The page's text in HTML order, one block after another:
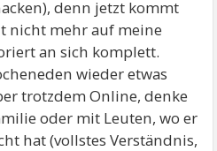
denn jetzt kommt
nicht mehr auf meine
an sich komplett.
wieder etwas
trotzdem Online, denke
oder mit Leuten, wo er
hat (vollstes Verständnis,